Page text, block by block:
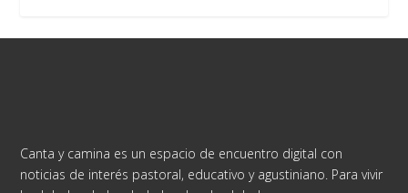
Canta y camina es un espacio de encuentro digital con
noticias de interés pastoral, educativo y agustiniano. Para vivir